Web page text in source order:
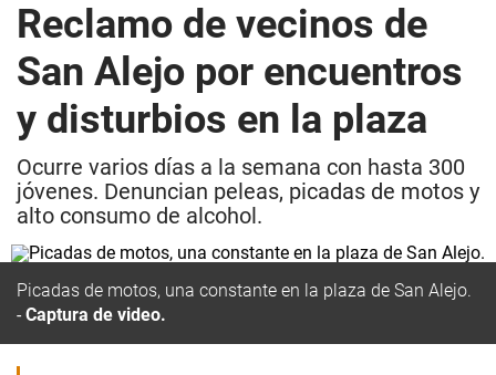
Reclamo de vecinos de
San Alejo por encuentros
y disturbios en la plaza
Ocurre varios días a la semana con hasta 300
jóvenes. Denuncian peleas, picadas de motos y
alto consumo de alcohol.
Picadas de motos, una constante en la plaza de San Alejo.
Captura de video.